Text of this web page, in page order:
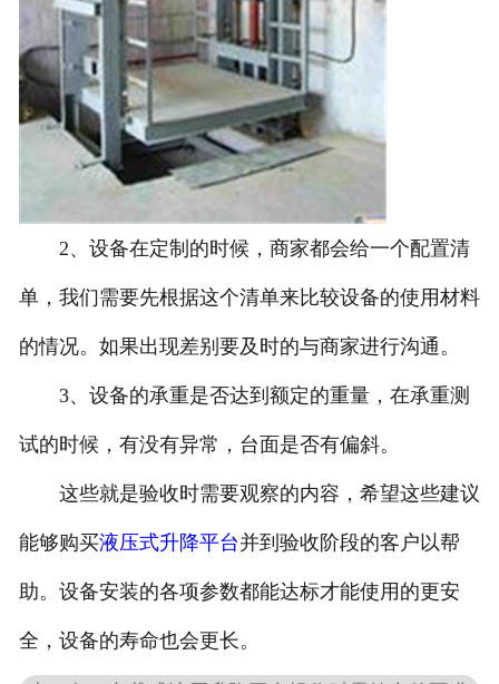
2、设备在定制的时候，商家都会给一个配置清
单，我们需要先根据这个清单来比较设备的使用材料
的情况。如果出现差别要及时的与商家进行沟通。
3、设备的承重是否达到额定的重量，在承重测
试的时候，有没有异常，台面是否有偏斜。
这些就是验收时需要观察的内容，希望这些建议
能够购买液压式升降平台并到验收阶段的客户以帮
助。设备安装的各项参数都能达标才能使用的更安
全，设备的寿命也会更长。